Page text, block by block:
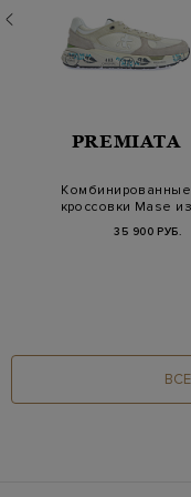
PREMIATA
Комбинированные
кроссовки Mase из
сетчатого текстиля
и…
35 900 РУБ.